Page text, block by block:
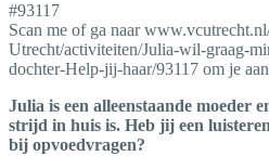
#93117
Scan me of ga naar
Utrecht/activiteiten/Julia-wil-graag-
dochter-Help-jij-haar/93117 om je
Julia is een alleenstaande moeder
strijd in huis is. Heb jij een
bij opvoedvragen?